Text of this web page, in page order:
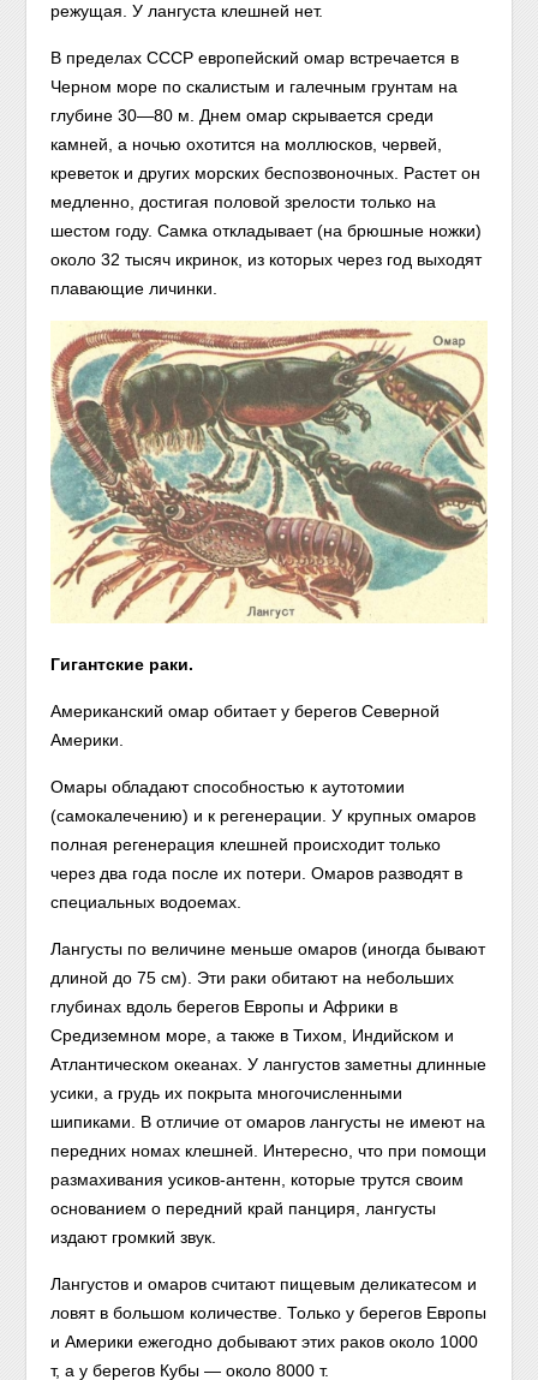
режущая. У лангуста клешней нет.
В пределах СССР европейский омар встречается в
Черном море по скалистым и галечным грунтам на
глубине 30—80 м. Днем омар скрывается среди
камней, а ночью охотится на моллюсков, червей,
креветок и других морских беспозвоночных. Растет он
медленно, достигая половой зрелости только на
шестом году. Самка откладывает (на брюшные ножки)
около 32 тысяч икринок, из которых через год выходят
плавающие личинки.
Гигантские раки.
Американский омар обитает у берегов Северной
Америки.
Омары обладают способностью к аутотомии
(самокалечению) и к регенерации. У крупных омаров
полная регенерация клешней происходит только
через два года после их потери. Омаров разводят в
специальных водоемах.
Лангусты по величине меньше омаров (иногда бывают
длиной до 75 см). Эти раки обитают на небольших
глубинах вдоль берегов Европы и Африки в
Средиземном море, а также в Тихом, Индийском и
Атлантическом океанах. У лангустов заметны длинные
усики, а грудь их покрыта многочисленными
шипиками. В отличие от омаров лангусты не имеют на
передних номах клешней. Интересно, что при помощи
размахивания усиков-антенн, которые трутся своим
основанием о передний край панциря, лангусты
издают громкий звук.
Лангустов и омаров считают пищевым деликатесом и
ловят в большом количестве. Только у берегов Европы
и Америки ежегодно добывают этих раков около 1000
т, а у берегов Кубы — около 8000 т.